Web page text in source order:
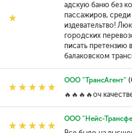
адскую баню без
пассажиров,
издевательтво!
городских
писать претензию
балаковском
ООО "ТрансАгент"
🔥🔥🔥🔥оч
ООО "Нейс-